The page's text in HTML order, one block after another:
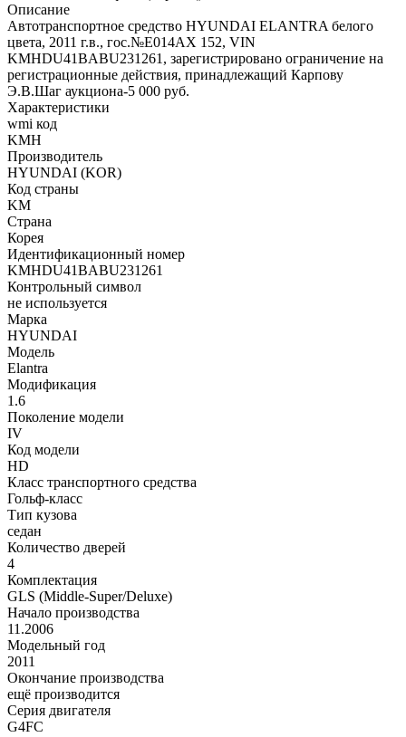
Описание
Автотранспортное средство HYUNDAI ELANTRA белого
цвета, 2011 г.в., гос.№Е014АХ 152, VIN
KMHDU41BABU231261, зарегистрировано ограничение на
регистрационные действия, принадлежащий Карпову
Э.В.Шаг аукциона-5 000 руб.
Характеристики
wmi код
KMH
Производитель
HYUNDAI (KOR)
Код страны
KM
Страна
Корея
Идентификационный номер
KMHDU41BABU231261
Контрольный символ
не используется
Марка
HYUNDAI
Модель
Elantra
Модификация
1.6
Поколение модели
IV
Код модели
HD
Класс транспортного средства
Гольф-класс
Тип кузова
седан
Количество дверей
4
Комплектация
GLS (Middle-Super/Deluxe)
Начало производства
11.2006
Модельный год
2011
Окончание производства
ещё производится
Серия двигателя
G4FC